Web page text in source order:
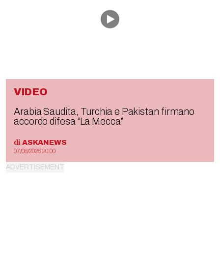
VIDEO
Arabia Saudita, Turchia e Pakistan firmano
accordo difesa “La Mecca”
di ASKANEWS
07/08/2026 20:00